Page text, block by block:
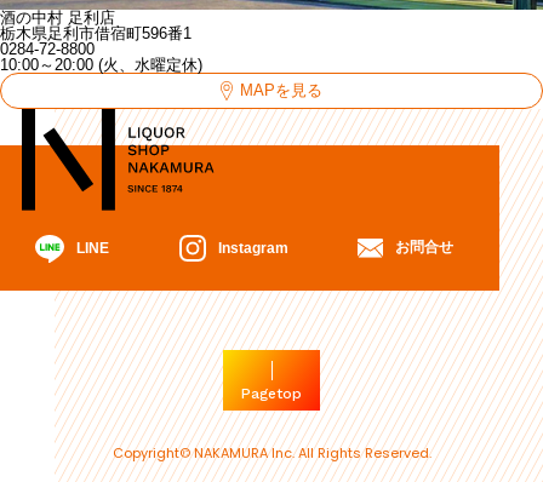
酒の中村 足利店
栃木県足利市借宿町596番1
0284-72-8800
10:00～20:00 (火、水曜定休)
MAPを見る
LINE Instagram お問合せ
Pagetop
Copyright© NAKAMURA Inc. All Rights Reserved.